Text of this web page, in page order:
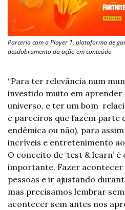
Parceria com a Player 1, plataforma de
desdobramento da ação em conteúdo
“Para ter relevância num
investido muito em aprender
universo, e ter um bom
e parceiros que fazem parte
endêmica ou não), para
incríveis e entretenimento
O conceito de ‘test & learn’
importante. Fazer acontecer
pessoas e ir ajustando
mas precisamos lembrar
acontecer sem antes nos